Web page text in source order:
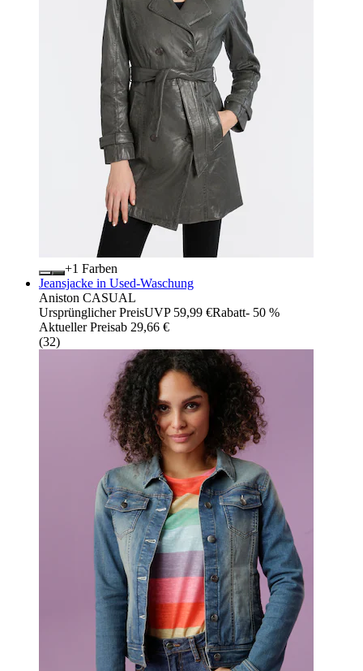
+
Farben
Jeansjacke in Used-Waschung
Aniston CASUAL
Ursprünglicher PreisUVP 59,99 €Rabatt- 50 %
Aktueller Preisab 29,66 €
(32)